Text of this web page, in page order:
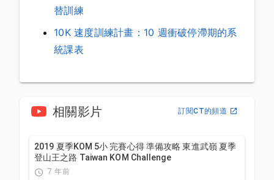
替訓練
10K 速度訓練計畫：10 週衝破停滯期的系
統課表
相關影片 訂閱CT的頻道
2019 夏季KOM 5小 完賽心得 準備攻略 東進武嶺 夏季
登山王之路 Taiwan KOM Challenge
7 年前